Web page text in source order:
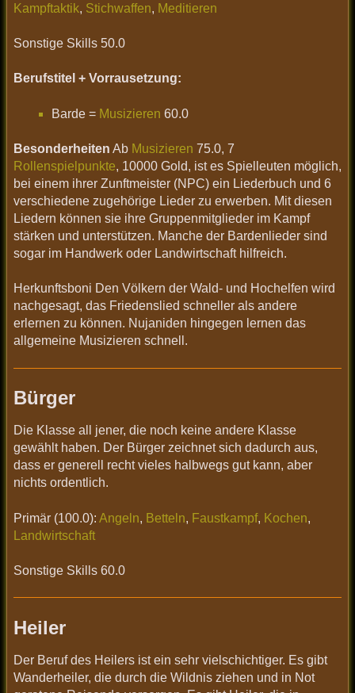
Kampftaktik, Stichwaffen, Meditieren
Sonstige Skills 50.0
Berufstitel + Vorrausetzung:
Barde = Musizieren 60.0
Besonderheiten Ab Musizieren 75.0, 7
Rollenspielpunkte, 10000 Gold, ist es Spielleuten möglich,
bei einem ihrer Zunftmeister (NPC) ein Liederbuch und 6
verschiedene zugehörige Lieder zu erwerben. Mit diesen
Liedern können sie ihre Gruppenmitglieder im Kampf
stärken und unterstützen. Manche der Bardenlieder sind
sogar im Handwerk oder Landwirtschaft hilfreich.
Herkunftsboni Den Völkern der Wald- und Hochelfen wird
nachgesagt, das Friedenslied schneller als andere
erlernen zu können. Nujaniden hingegen lernen das
allgemeine Musizieren schnell.
Bürger
Die Klasse all jener, die noch keine andere Klasse
gewählt haben. Der Bürger zeichnet sich dadurch aus,
dass er generell recht vieles halbwegs gut kann, aber
nichts ordentlich.
Primär (100.0): Angeln, Betteln, Faustkampf, Kochen,
Landwirtschaft
Sonstige Skills 60.0
Heiler
Der Beruf des Heilers ist ein sehr vielschichtiger. Es gibt
Wanderheiler, die durch die Wildnis ziehen und in Not